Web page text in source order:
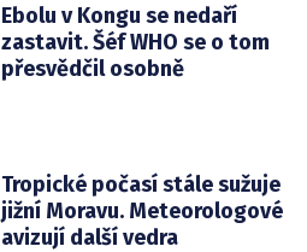
Ebolu v Kongu se nedaří
zastavit. Šéf WHO se o tom
přesvědčil osobně
Tropické počasí stále sužuje
jižní Moravu. Meteorologové
avizují další vedra